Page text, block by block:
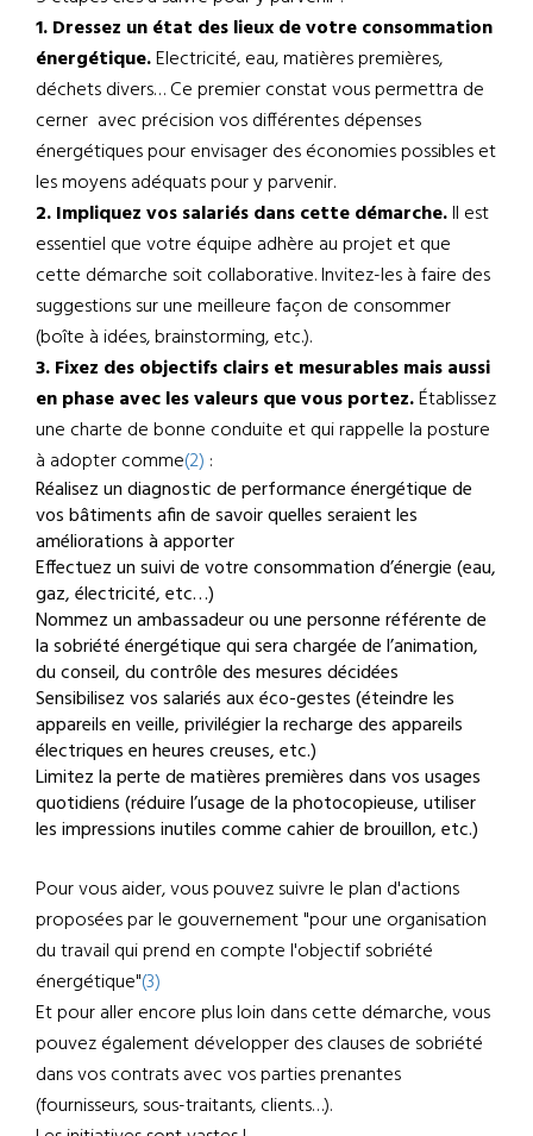
1. Dressez un état des lieux de votre consommation
énergétique.Electricité, eau, matières premières,
déchets divers… Ce premier constat vous permettra de
cerner avec précision vos différentes dépenses
énergétiques pour envisager des économies possibles et
les moyens adéquats pour y parvenir.
2. Impliquez vos salariés dans cette démarche.Il est
essentiel que votre équipe adhère au projet et que
cette démarche soit collaborative. Invitez-les à faire des
suggestions sur une meilleure façon de consommer
(boîte à idées, brainstorming, etc.).
3. Fixez des objectifs clairs et mesurables mais aussi
en phase avec les valeurs que vous portez.Établissez
une charte de bonne conduite et qui rappelle la posture
à adopter comme(2) :
Réalisez un diagnostic de performance énergétique de
vos bâtiments afin de savoir quelles seraient les
améliorations à apporter
Effectuez un suivi de votre consommation d’énergie (eau,
gaz, électricité, etc…)
Nommez un ambassadeur ou une personne référente de
la sobriété énergétique qui sera chargée de l’animation,
du conseil, du contrôle des mesures décidées
Sensibilisez vos salariés aux éco-gestes (éteindre les
appareils en veille, privilégier la recharge des appareils
électriques en heures creuses, etc.)
Limitez la perte de matières premières dans vos usages
quotidiens (réduire l’usage de la photocopieuse, utiliser
les impressions inutiles comme cahier de brouillon, etc.)
Pour vous aider, vous pouvez suivre le plan d'actions
proposées par le gouvernement "pour une organisation
du travail qui prend en compte l'objectif sobriété
énergétique"(3)
Et pour aller encore plus loin dans cette démarche, vous
pouvez également développer des clauses de sobriété
dans vos contrats avec vos parties prenantes
(fournisseurs, sous-traitants, clients…).